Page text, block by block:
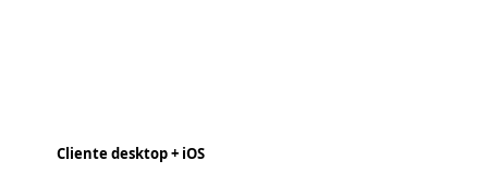
Cliente desktop + iOS